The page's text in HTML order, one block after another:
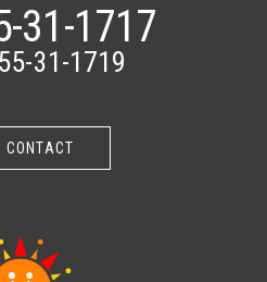
31-1717
31-1719
CONTACT